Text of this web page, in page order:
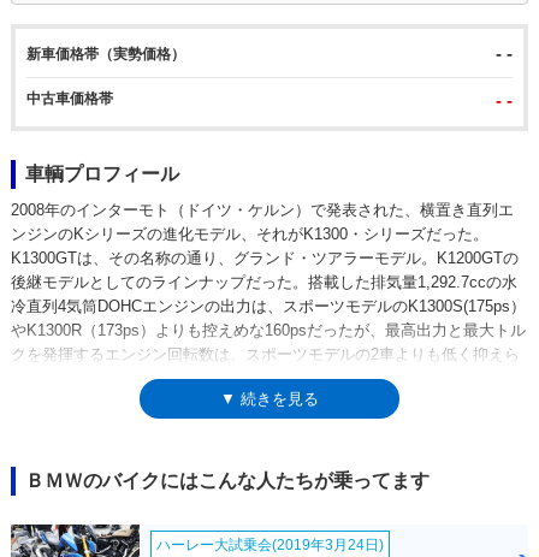
新車価格帯（実勢価格） - -
中古車価格帯 - -
車輌プロフィール
2008年のインターモト（ドイツ・ケルン）で発表された、横置き直列エ
ンジンのKシリーズの進化モデル、それがK1300・シリーズだった。
K1300GTは、その名称の通り、グランド・ツアラーモデル。K1200GTの
後継モデルとしてのラインナップだった。搭載した排気量1,292.7ccの水
冷直列4気筒DOHCエンジンの出力は、スポーツモデルのK1300S(175ps）
やK1300R（173ps）よりも控えめな160psだったが、最高出力と最大トル
クを発揮するエンジン回転数は、スポーツモデルの2車よりも低く抑えら
れ、扱いやすさ重視ということが見て取れた。但し、比較すれば控えめな
がら、160psと135Nmが大パワー/トルクであることには変わりなく、加
重視方向は、前モデルまでと変わっていなかった。名前通りの「長距離ツ
ーリング仕様」であるK1300GTは、標準装備されたパニアケースや電動
スクリーンのほか、さまざまなオプション品によって快適性能をアップさ
せることが可能。なお、BMWのKシリーズは、1300（4気筒）のあと
▼ 続きを見る
ＢＭＷのバイクにはこんな人たちが乗ってます
ハーレー大試乗会(2019年3月24日)